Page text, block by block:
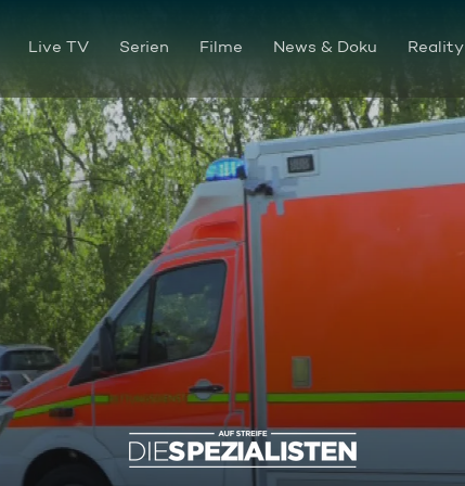
Live TV Serien Filme News & Doku Reality
Kein Crash mit Ansage